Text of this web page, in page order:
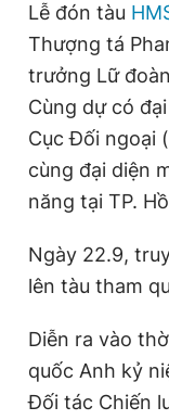
Theo dõi báo trên
Hotline
0906 645 777
Đặt báo Quảng
Phó tổng biên tập
Phó tổng biên tập:
Phó tổng biên tập:
Giấy phép xuất bản
© 2003-2026 Bản
chép dưới mọi hình
bản. Phát triển bởi
Lễ đón tàu
Thượng tá
trưởng Lữ
Cùng dự có
Cục Đối ngoại
cùng đại diện
năng tại TP.
Ngày 22.9,
lên tàu tham
Diễn ra vào
quốc Anh kỷ
Đối tác Chiến